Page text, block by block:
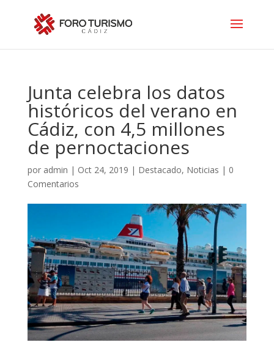
Junta celebra los datos
históricos del verano en
Cádiz, con 4,5 millones
de pernoctaciones
por admin | Oct 24, 2019 | Destacado, Noticias | 0
Comentarios